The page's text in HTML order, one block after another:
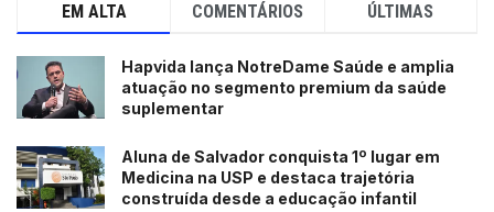
EM ALTA COMENTÁRIOS ÚLTIMAS
Hapvida lança NotreDame Saúde e amplia
atuação no segmento premium da saúde
suplementar
Aluna de Salvador conquista 1º lugar em
Medicina na USP e destaca trajetória
construída desde a educação infantil